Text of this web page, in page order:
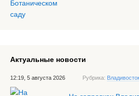
Актуальные новости
12:19, 5 августа 2026 Рубрика: